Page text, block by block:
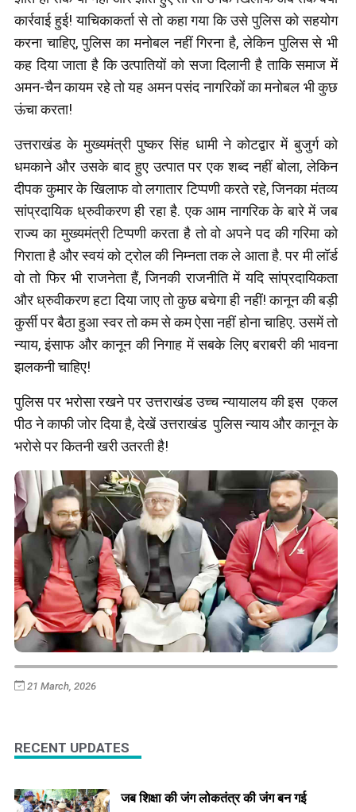
कार्रवाई हुई! याचिकाकर्ता से तो कहा गया कि उसे पुलिस को सहयोग
करना चाहिए, पुलिस का मनोबल नहीं गिरना है, लेकिन पुलिस से भी
कह दिया जाता है कि उत्पातियों को सजा दिलानी है ताकि समाज में
अमन-चैन कायम रहे तो यह अमन पसंद नागरिकों का मनोबल भी कुछ
ऊंचा करता!
उत्तराखंड के मुख्यमंत्री पुष्कर सिंह धामी ने कोटद्वार में बुजुर्ग को
धमकाने और उसके बाद हुए उत्पात पर एक शब्द नहीं बोला, लेकिन
दीपक कुमार के खिलाफ वो लगातार टिप्पणी करते रहे, जिनका मंतव्य
सांप्रदायिक ध्रुवीकरण ही रहा है. एक आम नागरिक के बारे में जब
राज्य का मुख्यमंत्री टिप्पणी करता है तो वो अपने पद की गरिमा को
गिराता है और स्वयं को ट्रोल की निम्नता तक ले आता है. पर मी लॉर्ड
वो तो फिर भी राजनेता हैं, जिनकी राजनीति में यदि सांप्रदायिकता
और ध्रुवीकरण हटा दिया जाए तो कुछ बचेगा ही नहीं! कानून की बड़ी
कुर्सी पर बैठा हुआ स्वर तो कम से कम ऐसा नहीं होना चाहिए. उसमें तो
न्याय, इंसाफ और कानून की निगाह में सबके लिए बराबरी की भावना
झलकनी चाहिए!
पुलिस पर भरोसा रखने पर उत्तराखंड उच्च न्यायालय की इस एकल
पीठ ने काफी जोर दिया है, देखें उत्तराखंड पुलिस न्याय और कानून के
भरोसे पर कितनी खरी उतरती है!
21 March, 2026
RECENT UPDATES
जब शिक्षा की जंग लोकतंत्र की जंग बन गई